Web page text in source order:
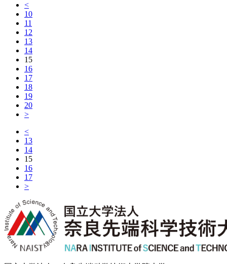
<
10
11
12
13
14
15
16
17
18
19
20
>
<
13
14
15
16
17
>